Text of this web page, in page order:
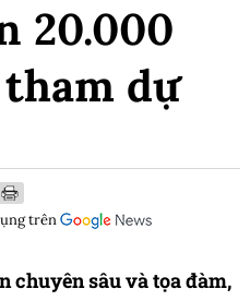
20.000
dự
trên
chuyên sâu và tọa đàm,